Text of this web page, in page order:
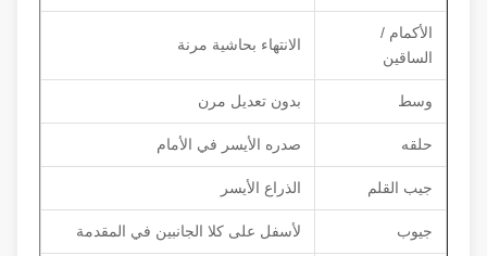
الأكمام /
الساقين
الانتهاء بحاشية مرنة
بدون تعديل مرن
صدره الأيسر في الأمام
جيب القلم الذراع الأيسر
لأسفل على كلا الجانبين في المقدمة